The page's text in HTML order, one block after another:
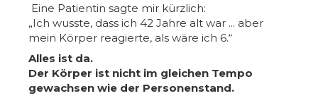
Eine Patientin sagte mir kürzlich:
„Ich wusste, dass ich 42 Jahre alt war ... aber
mein Körper reagierte, als wäre ich 6.“
Alles ist da.
Der Körper ist nicht im gleichen Tempo
gewachsen wie der Personenstand.